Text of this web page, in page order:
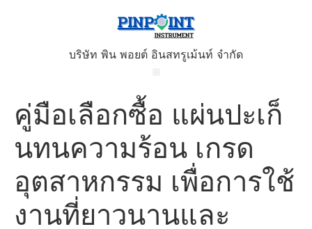
บริษัท พิน พอยต์ อินสทรูเม้นท์ จำกัด
คู่มือเลือกซื้อ แผ่นปะเก็
นทนความร้อน เกรด
อุตสาหกรรม เพื่อการใช้
งานที่ยาวนานและ